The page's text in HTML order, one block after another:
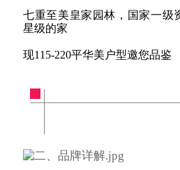
七重至美皇家园林，国家一级
星级的家
现115-220平华美户型邀您品鉴